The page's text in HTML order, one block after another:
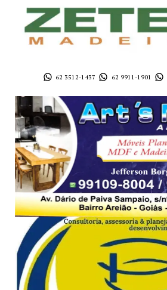
62 3512-1437 62 9911-1901